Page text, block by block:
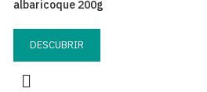
albaricoque 200g
DESCUBRIR